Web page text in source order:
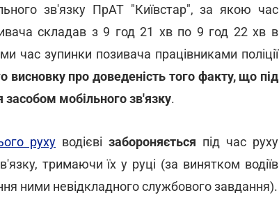
зв'язку ПрАТ "Київстар", за якою час
складав з 9 год 21 хв по 9 год 22 хв в
час зупинки позивача працівниками поліції
висновку про доведеність того факту, що під
засобом мобільного зв'язку.
руху водієві забороняється під час руху
тримаючи їх у руці (за винятком водіїв
ними невідкладного службового завдання).